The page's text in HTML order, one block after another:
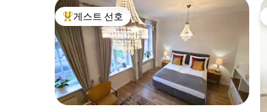
상위 게스트 선호
게스트 선호